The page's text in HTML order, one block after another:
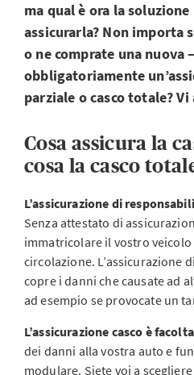
ma qual è ora la
assicurarla? Non importa
o ne comprate una nuova
obbligatoriamente
parziale o casco totale?
Cosa assicura la
cosa la casco
L’assicurazione di
Senza attestato di
immatricolare il vostro veicolo
circolazione. L’assicurazione
copre i danni che causate ad
ad esempio se provocate un
L’assicurazione casco è
dei danni alla vostra auto e
modulare. Siete voi a